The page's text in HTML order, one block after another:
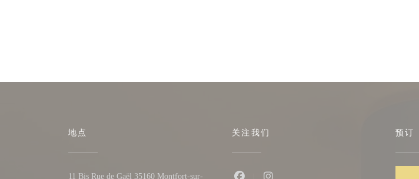
地点
11 Bis Rue de Gaël 35160 Montfort-sur-
关注我们 预订